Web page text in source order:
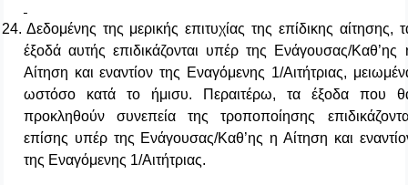
24. Δεδομένης της μερικής επιτυχίας της επίδικης αίτησης,
έξοδά αυτής επιδικάζονται υπέρ της Ενάγουσας/Καθ’ης
Αίτηση και εναντίον της Εναγόμενης 1/Αιτήτριας,
ωστόσο κατά το ήμισυ. Περαιτέρω, τα έξοδα που
προκληθούνσυνεπεία της τροποποίησης
επίσης υπέρ της Ενάγουσας/Καθ’ης η Αίτηση και
της Εναγόμενης 1/Αιτήτριας.